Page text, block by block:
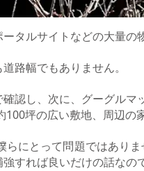
タルサイトなどの大量の
路幅でもありません。
認し、次に、グーグル
坪の広い敷地、周辺
にとって問題ではあり
すれば良いだけの話なので